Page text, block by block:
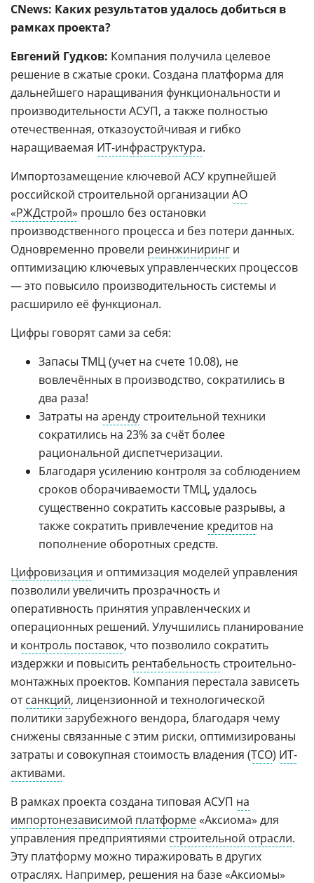
CNews: Каких результатов удалось добиться в
рамках проекта?
Евгений Гудков: Компания получила целевое
решение в сжатые сроки. Создана платформа для
дальнейшего наращивания функциональности и
производительности АСУП, а также полностью
отечественная, отказоустойчивая и гибко
наращиваемая ИТ-инфраструктура.
Импортозамещение ключевой АСУ крупнейшей
российской строительной организации АО
«РЖДстрой» прошло без остановки
производственного процесса и без потери данных.
Одновременно провели реинжиниринг и
оптимизацию ключевых управленческих процессов
— это повысило производительность системы и
расширило её функционал.
Цифры говорят сами за себя:
Запасы ТМЦ (учет на счете 10.08), не
вовлечённых в производство, сократились в
два раза!
Затраты на аренду строительной техники
сократились на 23% за счёт более
рациональной диспетчеризации.
Благодаря усилению контроля за соблюдением
сроков оборачиваемости ТМЦ, удалось
существенно сократить кассовые разрывы, а
также сократить привлечение кредитов на
пополнение оборотных средств.
Цифровизация и оптимизация моделей управления
позволили увеличить прозрачность и
оперативность принятия управленческих и
операционных решений. Улучшились планирование
и контроль поставок, что позволило сократить
издержки и повысить рентабельность строительно-
монтажных проектов. Компания перестала зависеть
отсанкций, лицензионной и технологической
политики зарубежного вендора, благодаря чему
снижены связанные с этим риски, оптимизированы
затраты и совокупная стоимость владения (ТСО) ИТ-
активами.
В рамках проекта создана типовая АСУП на
импортонезависимой платформе «Аксиома» для
управления предприятиями строительной отрасли.
Эту платформу можно тиражировать в других
отраслях. Например, решения на базе «Аксиомы»